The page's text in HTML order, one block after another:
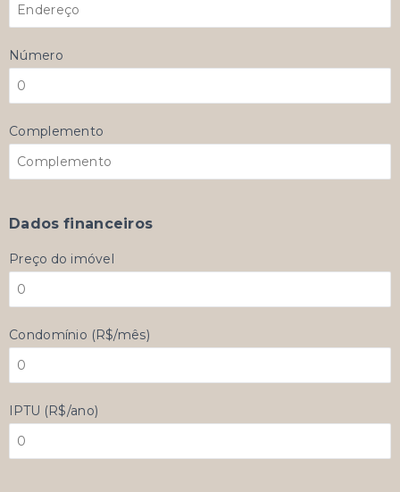
Número
Complemento
Dados financeiros
Preço do imóvel
Condomínio (R$/mês)
IPTU (R$/ano)